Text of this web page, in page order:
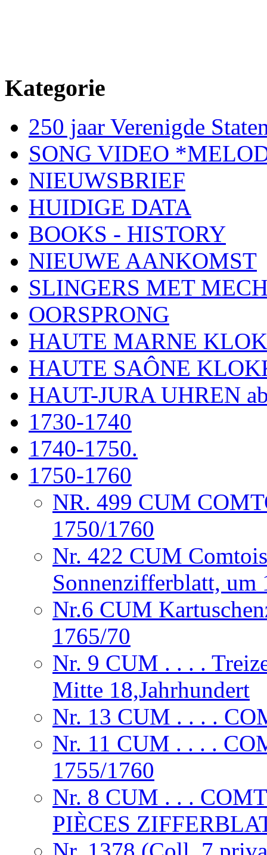
Kategorie
250 jaar Verenigde
SONG VIDEO
NIEUWSBRIEF
HUIDIGE DATA
BOOKS - HISTORY
NIEUWE AANKOMST
SLINGERS MET
OORSPRONG
HAUTE MARNE
HAUTE SAÔNE
HAUT-JURA UHREN
1730-1740
1740-1750.
1750-1760
NR. 499 CUM
1750/1760
Nr. 422 CUM
Sonnenzifferblatt, um
Nr.6 CUM
1765/70
Nr. 9 CUM . . . .
Mitte 18,Jahrhundert
Nr. 13 CUM . . . .
Nr. 11 CUM . . . .
1755/1760
Nr. 8 CUM . . .
PIÈCES